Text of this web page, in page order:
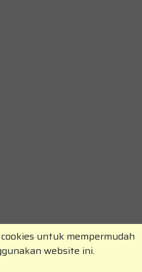
2026 All Rights
untuk mempermudah
website ini.